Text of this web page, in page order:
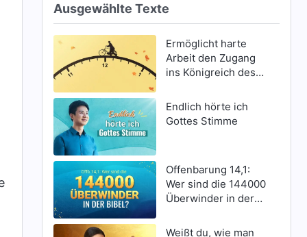
Ausgewählte Texte
Ermöglicht harte
Arbeit den Zugang
ins Königreich des
Endlich hörte ich
Gottes Stimme
Offenbarung 14,1:
Wer sind die 144000
Überwinder in der
Weißt du, wie man